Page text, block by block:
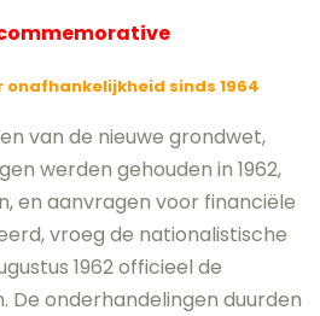
onafhankelijkheid sinds 1964
van de nieuwe grondwet,
werden gehouden in 1962,
en aanvragen voor financiële
vroeg de nationalistische
1962 officieel de
De onderhandelingen duurden